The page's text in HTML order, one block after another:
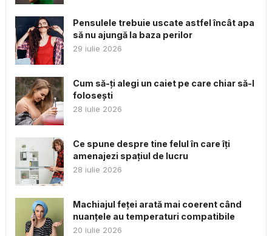
Pensulele trebuie uscate astfel încât apa
să nu ajungă la baza perilor
29 iulie 2026
Cum să-ți alegi un caiet pe care chiar să-l
folosești
28 iulie 2026
Ce spune despre tine felul în care îți
amenajezi spațiul de lucru
28 iulie 2026
Machiajul feței arată mai coerent când
nuanțele au temperaturi compatibile
20 iulie 2026